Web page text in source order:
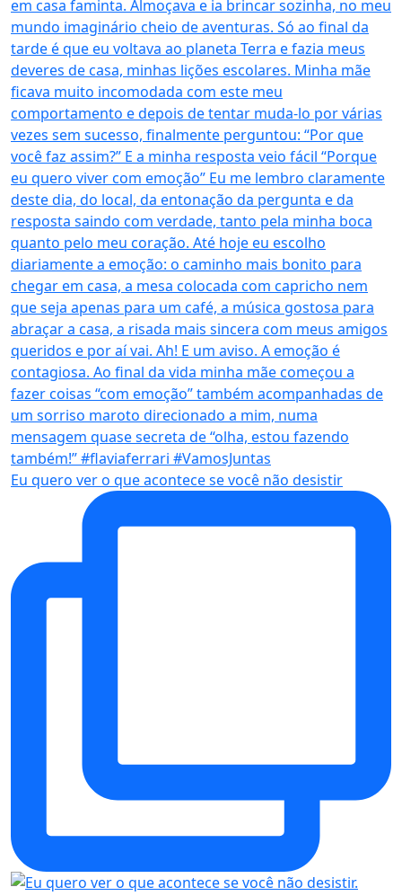
Eu quero ver o que acontece se você não desistir